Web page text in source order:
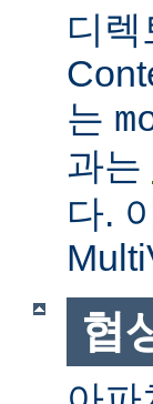
디
는
과는
다.
협